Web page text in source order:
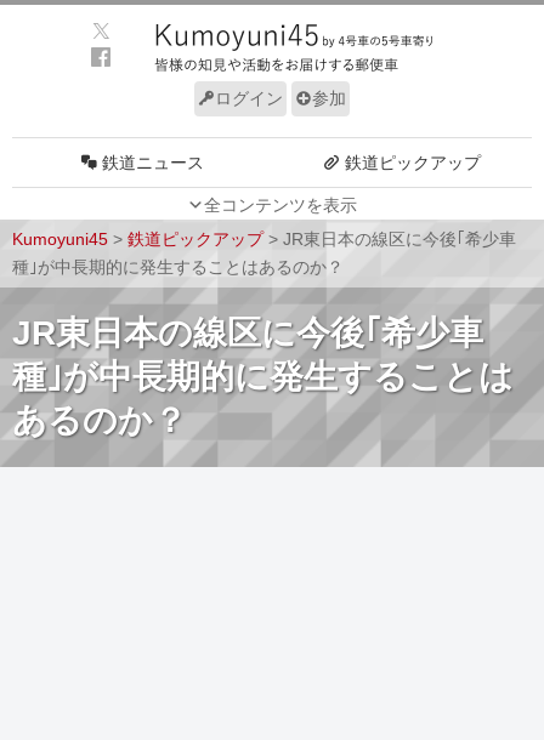
ログイン 参加
全コンテンツを表示
鉄道ニュース 鉄道ピックアップ
車両技術
ルール サイトについて
Kumoyuni45 > 鉄道ピックアップ> JR東日本の線区に今後｢希少車
種｣が中長期的に発生することはあるのか？
JR東日本の線区に今後｢希少車
種｣が中長期的に発生することは
あるのか？